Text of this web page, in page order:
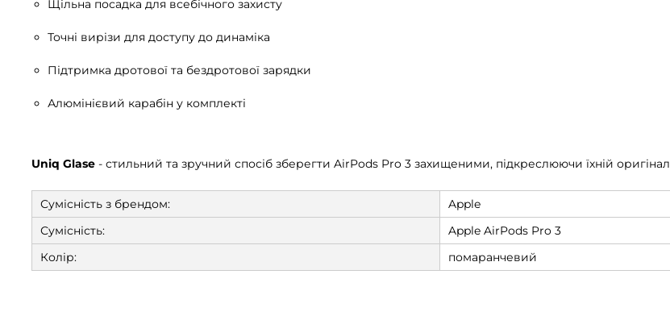
Щільна посадка для всебічного захисту
Точні вирізи для доступу до динаміка
Підтримка дротової та бездротової зарядки
Алюмінієвий карабін у комплекті
Uniq Glase - стильний та зручний спосіб зберегти AirPods Pro 3 захищеними, підкреслюючи їхній
Сумісність з брендом:
Apple
Сумісність:
Apple AirPods Pro 3
Колір:
помаранчевий